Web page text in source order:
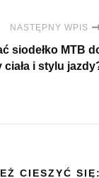
NASTĘPNY WPIS
siodełko MTB
ciała i stylu
CIESZYĆ SIĘ: